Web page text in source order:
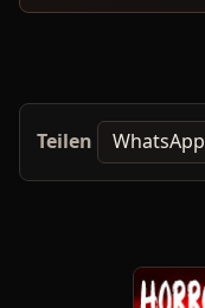
Teilen WhatsApp